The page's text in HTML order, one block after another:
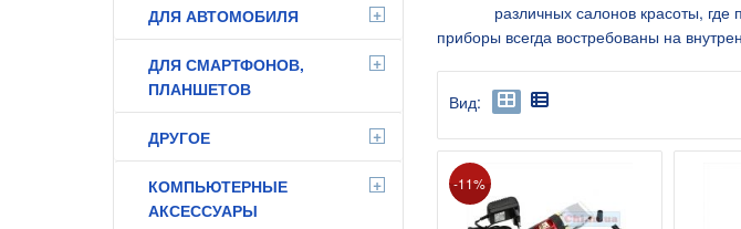
ДЛЯ АВТОМОБИЛЯ +
ДЛЯ СМАРТФОНОВ,
ПЛАНШЕТОВ
+
ДРУГОЕ +
КОМПЬЮТЕРНЫЕ
АКСЕССУАРЫ
+
различных салонов красоты,
приборы всегда востребованы на
Вид:
-11%